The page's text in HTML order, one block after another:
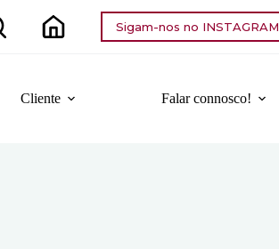
Sigam-nos no INSTAGRAM
Cliente Falar connosco!